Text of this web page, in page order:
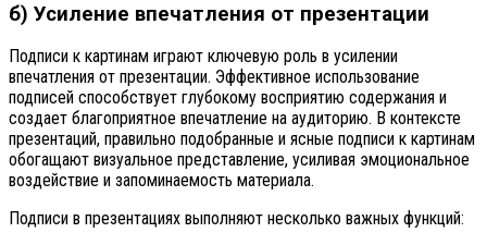
б) Усиление впечатления от презентации
Подписи к картинам играют ключевую роль в усилении
впечатления от презентации. Эффективное использование
подписей способствует глубокому восприятию содержания и
создает благоприятное впечатление на аудиторию. В контексте
презентаций, правильно подобранные и ясные подписи к картинам
обогащают визуальное представление, усиливая эмоциональное
воздействие и запоминаемость материала.
Подписи в презентациях выполняют несколько важных функций: